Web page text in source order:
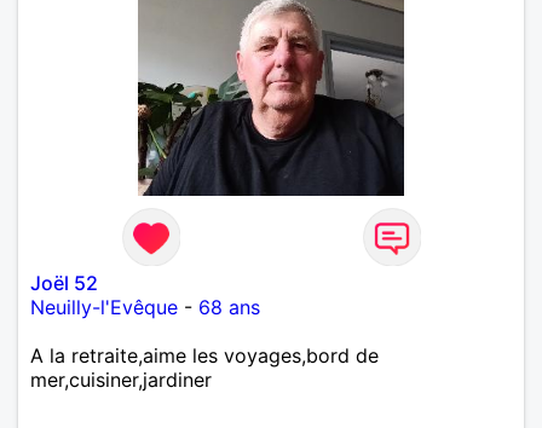
Joël 52
Neuilly-l'Evêque - 68 ans
A la retraite,aime les voyages,bord de
mer,cuisiner,jardiner